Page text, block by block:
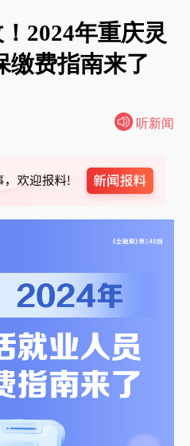
2024年重庆灵
缴费指南来了
听新闻